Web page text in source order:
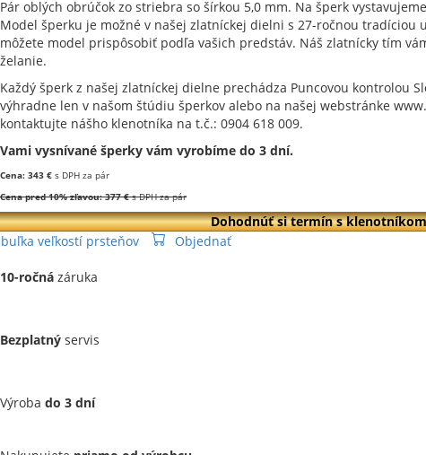
Pár oblých obrúčok zo striebra so šírkou 5,0 mm. Na šperk
Model šperku je možné v našej zlatníckej dielni s 27-ročnou tradíciou
môžete model prispôsobiť podľa vašich predstáv. Náš zlatnícky tím
želanie.
Každý šperk z našej zlatníckej dielne prechádza Puncovou kontrolou
výhradne len v našom štúdiu šperkov alebo na našej webstránke
kontaktujte nášho klenotníka na t.č.: 0904 618 009.
Vami vysnívané šperky vám vyrobíme do 3 dní.
Cena: 343 € s DPH za pár
Cena pred 10% zľavou: 377 €s DPH za pár
Dohodnúť si termín s
veľkostí prsteňov
Objednať
10-ročná záruka
Bezplatný servis
Výroba do 3 dní